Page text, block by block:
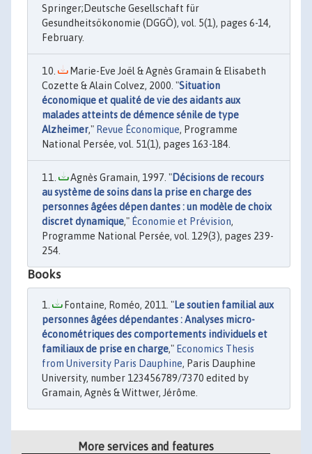
Springer;Deutsche Gesellschaft für
Gesundheitsökonomie (DGGÖ), vol. 5(1), pages 6-14,
February.
Marie-Eve Joël & Agnès Gramain & Elisabeth
Cozette & Alain Colvez, 2000. "Situation
économique et qualité de vie des aidants aux
malades atteints de démence sénile de type
Alzheimer," Revue Économique, Programme
National Persée, vol. 51(1), pages 163-184.
Agnès Gramain, 1997. "Décisions de recours
au système de soins dans la prise en charge des
personnes âgées dépen­ dantes : un modèle de choix
discret dynamique," Économie et Prévision,
Programme National Persée, vol. 129(3), pages 239-
254.
Books
Fontaine, Roméo, 2011. "Le soutien familial aux
personnes âgées dépendantes : Analyses micro-
économétriques des comportements individuels et
familiaux de prise en charge," Economics Thesis
from University Paris Dauphine, Paris Dauphine
University, number 123456789/7370 edited by
Gramain, Agnès & Wittwer, Jérôme.
More services and features